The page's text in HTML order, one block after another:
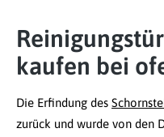
kaufen bei
Die Erfindung des
zurück und wurde von den